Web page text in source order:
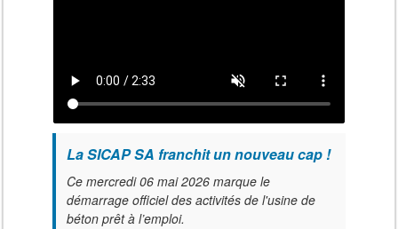
La SICAP SA franchit un nouveau cap !
Ce mercredi 06 mai 2026 marque le
démarrage officiel des activités de l'usine de
béton prêt à l’emploi.